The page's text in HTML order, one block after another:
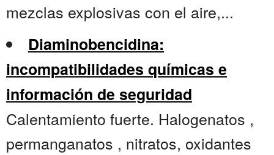
mezclas explosivas con el aire,...
Diaminobencidina:
incompatibilidades químicas e
información de seguridad
Calentamiento fuerte. Halogenatos ,
permanganatos , nitratos, oxidantes